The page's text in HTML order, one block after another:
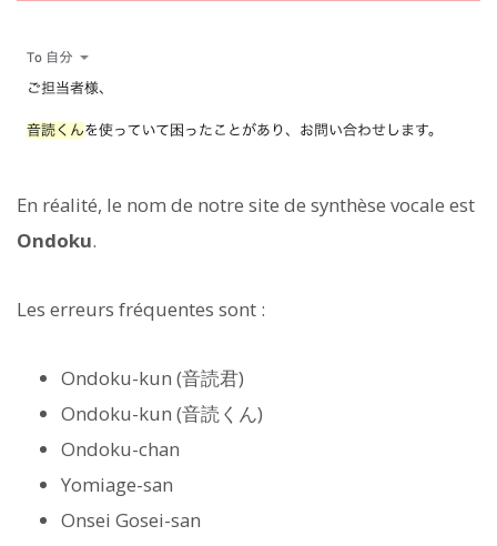
En réalité, le nom de notre site de synthèse vocale est
Ondoku.
Les erreurs fréquentes sont :
Ondoku-kun (音読君)
Ondoku-kun (音読くん)
Ondoku-chan
Yomiage-san
Onsei Gosei-san